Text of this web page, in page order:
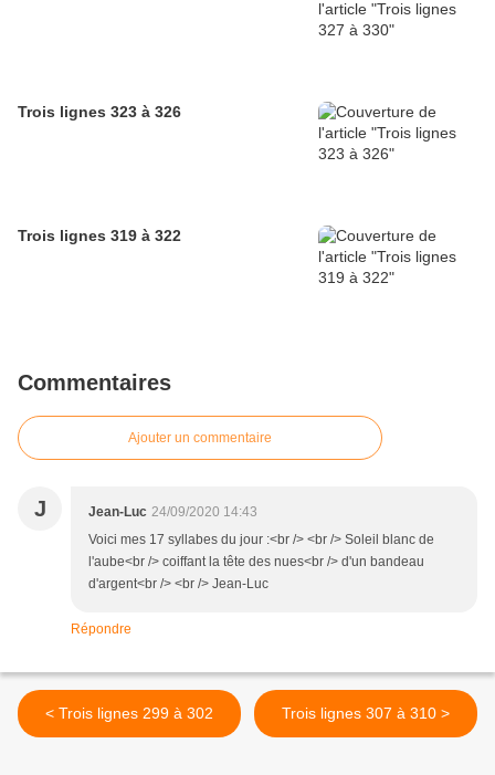
Trois lignes 323 à 326
Trois lignes 319 à 322
Commentaires
Ajouter un commentaire
J Jean-Luc 24/09/2020 14:43
Voici mes 17 syllabes du jour :<br /> <br /> Soleil blanc de
l'aube<br /> coiffant la tête des nues<br /> d'un bandeau
d'argent<br /> <br /> Jean-Luc
Répondre
< Trois lignes 299 à 302 Trois lignes 307 à 310 >